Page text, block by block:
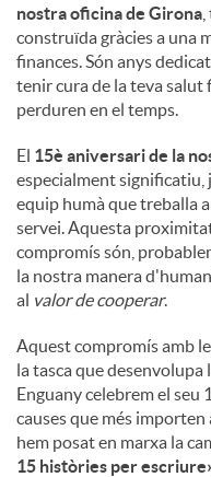
nostra oficina de Girona
construïda gràcies a una
finances. Són anys
tenir cura de la teva salut
perduren en el temps.
El 15è aniversari de la
especialment significatiu,
equip humà que treballa
servei. Aquesta
compromís són,
la nostra manera
al valor de cooperar.
Aquest compromís amb
la tasca que desenvolupa
Enguany celebrem el
causes que més importen
hem posat en marxa la
15 històries per